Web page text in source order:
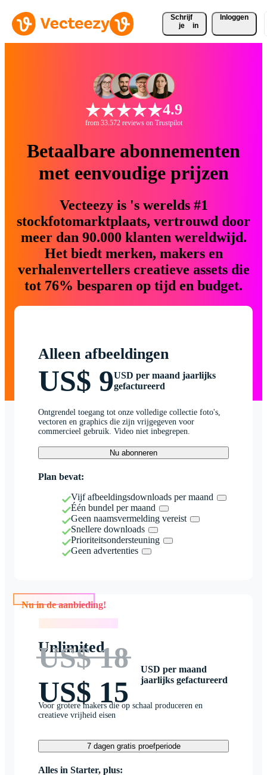
Schrijf
je
in
Inloggen
4.9
from 33.572 reviews on Trustpilot
Betaalbare abonnementen
met eenvoudige prijzen
Vecteezy is 's werelds #1
stockfotomarktplaats, vertrouwd door
meer dan 90.000 klanten wereldwijd.
Het biedt merken, makers en
verhalenvertellers creatieve assets die
tot 76% besparen op tijd en budget.
Alleen afbeeldingen
US$ 9USD per maand jaarlijks
gefactureerd
Ontgrendel toegang tot onze volledige collectie foto's,
vectoren en graphics die zijn vrijgegeven voor
commercieel gebruik. Video niet inbegrepen.
Nu abonneren
Plan bevat:
Vijf afbeeldingsdownloads per maand
Één bundel per maand
Geen naamsvermelding vereist
Snellere downloads
Prioriteitsondersteuning
Geen advertenties
Nu in de aanbieding!
Unlimited
US$ 18
US$ 15
USD per maand
jaarlijks gefactureerd
Voor grotere makers die op schaal produceren en
creatieve vrijheid eisen
7 dagen gratis proefperiode
Alles in Starter, plus: